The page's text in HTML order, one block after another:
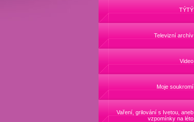
TÝTÝ
Televizní archív
Video
Moje soukromí
Vaření, grilování s Ivetou, aneb
vzpomínky na léto